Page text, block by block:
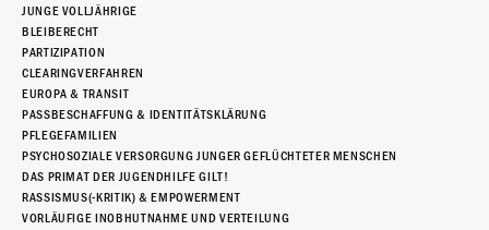
JUNGE VOLLJÄHRIGE
BLEIBERECHT
PARTIZIPATION
CLEARINGVERFAHREN
EUROPA & TRANSIT
PASSBESCHAFFUNG & IDENTITÄTSKLÄRUNG
PFLEGEFAMILIEN
PSYCHOSOZIALE VERSORGUNG JUNGER GEFLÜCHTETER MENSCHEN
DAS PRIMAT DER JUGENDHILFE GILT!
RASSISMUS(-KRITIK) & EMPOWERMENT
VORLÄUFIGE INOBHUTNAHME UND VERTEILUNG